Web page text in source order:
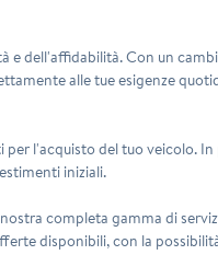
e dell'affidabilità. Con un
alle tue esigenze
l'acquisto del tuo veicolo.
iniziali.
completa gamma di
disponibili, con la